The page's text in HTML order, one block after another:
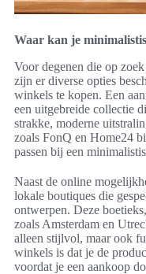
Waar kan je
Voor degenen die op
zijn er diverse opties
winkels te kopen. Een
een uitgebreide collectie
strakke, moderne
zoals FonQ en Home24
passen bij een
Naast de online
lokale boutiques die
ontwerpen. Deze
zoals Amsterdam en
alleen stijlvol, maar ook
winkels is dat je de
voordat je een aankoop